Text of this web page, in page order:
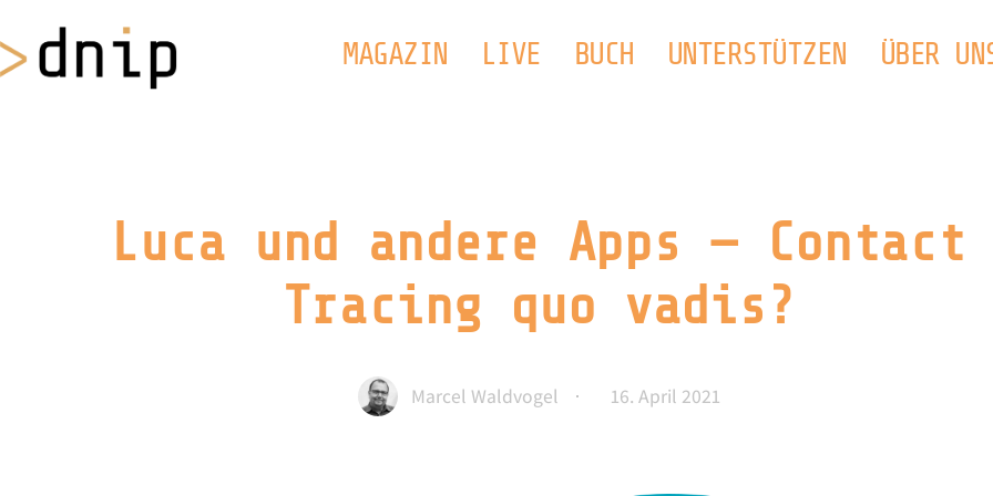
MAGAZIN LIVE BUCH UNTERSTÜTZEN ÜBER
Luca und andere Apps — Contact
Tracing quo vadis?
Marcel Waldvogel 16. April 2021